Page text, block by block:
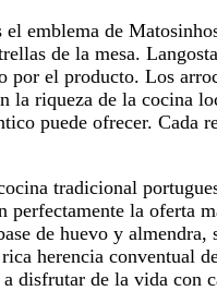
emblema de
de la mesa.
por el producto. Los
la riqueza de la cocina
puede ofrecer. Cada
tradicional
perfectamente la oferta
de huevo y
herencia conventual
disfrutar de la vida con